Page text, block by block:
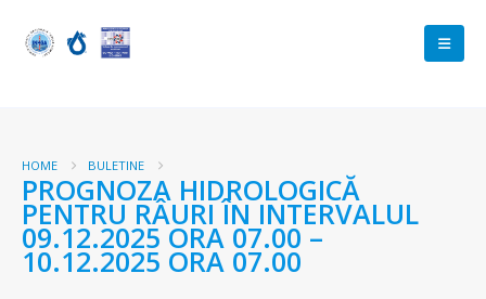
HOME BULETINE
PROGNOZA HIDROLOGICĂ
PENTRU RÂURI ÎN INTERVALUL
09.12.2025 ORA 07.00 –
10.12.2025 ORA 07.00